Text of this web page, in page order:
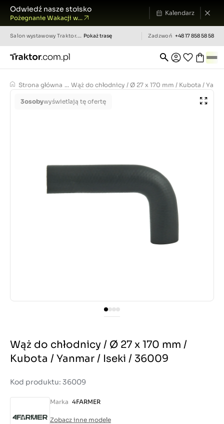
Odwiedź nasze stoisko
Pożegnanie Wakacji w...
Kalendarz
Salon wystawowy Traktor.com.pl Pokaż trasę Zadzwoń +48 17 858 58 58
Strona główna ... Wąż do chłodnicy / Ø 27 x 170 mm / Kubota /
3osobywyświetlają tę ofertę
Wąż do chłodnicy / Ø 27 x 170 mm /
Kubota / Yanmar / Iseki / 36009
Kod produktu: 36009
Marka 4FARMER
Zobacz inne modele